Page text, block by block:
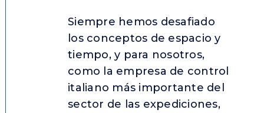
Siempre hemos desafiado
los conceptos de espacio y
tiempo, y para nosotros,
como la empresa de control
italiano más importante del
sector de las expediciones,